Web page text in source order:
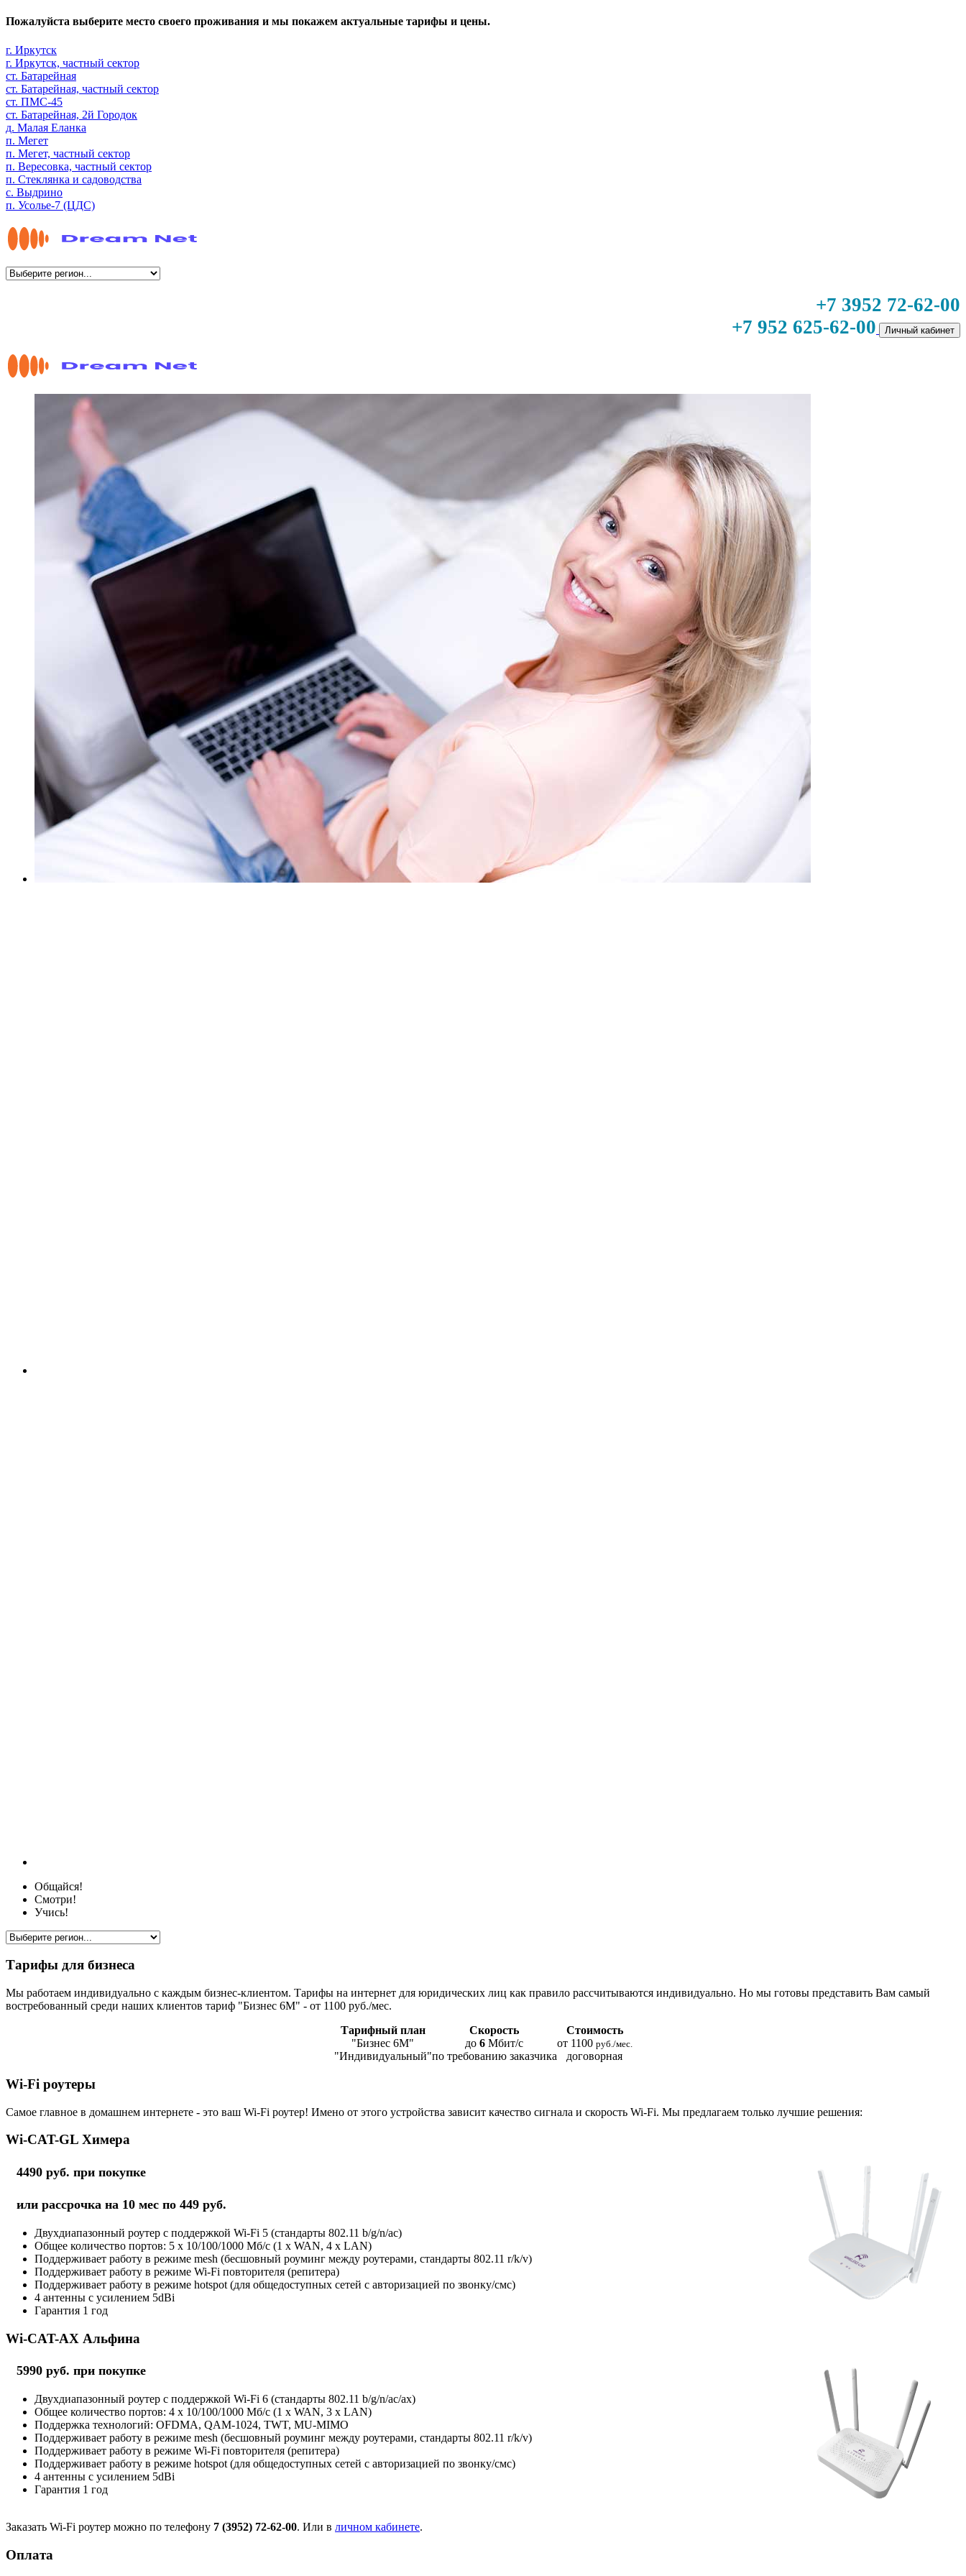
Пожалуйста выберите место своего проживания и мы покажем актуальные тарифы и цены.
г. Иркутск
г. Иркутск, частный сектор
ст. Батарейная
ст. Батарейная, частный сектор
ст. ПМС-45
ст. Батарейная, 2й Городок
д. Малая Еланка
п. Мегет
п. Мегет, частный сектор
п. Вересовка, частный сектор
п. Стеклянка и садоводства
с. Выдрино
п. Усолье-7 (ЦДС)
+7 3952 72-62-00
+7 952 625-62-00
Личный кабинет
Общайся!
Смотри!
Учись!
Тарифы для бизнеса
Мы работаем индивидуально с каждым бизнес-клиентом. Тарифы на интернет для юридических лиц как правило рассчитываются индивидуально. Но мы готовы представить Вам самый
востребованный среди наших клиентов тариф "Бизнес 6М" - от 1100 руб./мес.
Тарифный план
Скорость
Стоимость
"Бизнес 6М"
до 6 Мбит/с от 1100 руб./мес.
"Индивидуальный"по требованию заказчика договорная
Wi-Fi роутеры
Самое главное в домашнем интернете - это ваш Wi-Fi роутер! Имено от этого устройства зависит качество сигнала и скорость Wi-Fi. Мы предлагаем только лучшие решения:
Wi-CAT-GL Химера
4490 руб. при покупке
или рассрочка на 10 мес по 449 руб.
Двухдиапазонный роутер с поддержкой Wi-Fi 5 (стандарты 802.11 b/g/n/ac)
Общее количество портов: 5 х 10/100/1000 Мб/с (1 x WAN, 4 x LAN)
Поддерживает работу в режиме mesh (бесшовный роуминг между роутерами, стандарты 802.11 r/k/v)
Поддерживает работу в режиме Wi-Fi повторителя (репитера)
Поддерживает работу в режиме hotspot (для общедоступных сетей с авторизацией по звонку/смс)
4 антенны с усилением 5dBi
Гарантия 1 год
Wi-CAT-AX Альфина
5990 руб. при покупке
Двухдиапазонный роутер с поддержкой Wi-Fi 6 (стандарты 802.11 b/g/n/ac/ax)
Общее количество портов: 4 х 10/100/1000 Мб/с (1 x WAN, 3 x LAN)
Поддержка технологий: OFDMA, QAM-1024, TWT, MU-MIMO
Поддерживает работу в режиме mesh (бесшовный роуминг между роутерами, стандарты 802.11 r/k/v)
Поддерживает работу в режиме Wi-Fi повторителя (репитера)
Поддерживает работу в режиме hotspot (для общедоступных сетей с авторизацией по звонку/смс)
4 антенны с усилением 5dBi
Гарантия 1 год
Заказать Wi-Fi роутер можно по телефону 7 (3952) 72-62-00. Или в личном кабинете.
Оплата